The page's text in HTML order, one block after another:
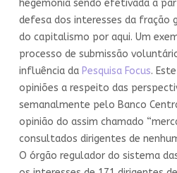
hegemonia sendo efetivada a
defesa dos interesses da fração
do capitalismo por aqui. Um
processo de submissão
influência da Pesquisa Focus.
opiniões a respeito das
semanalmente pelo Banco
opinião do assim chamado
consultados dirigentes de
O órgão regulador do sistema